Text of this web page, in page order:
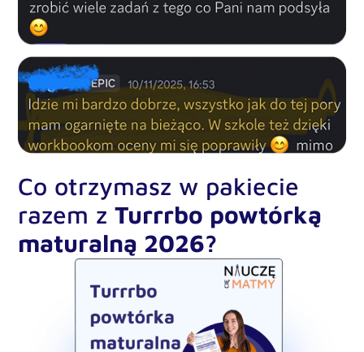
Co otrzymasz w pakiecie
razem zTurrrbo powtórką
maturalną 2026?